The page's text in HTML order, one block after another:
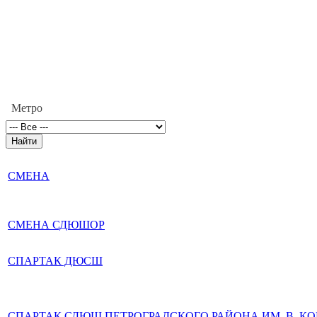
Метро
СМЕНА
СМЕНА СДЮШОР
СПАРТАК ДЮСШ